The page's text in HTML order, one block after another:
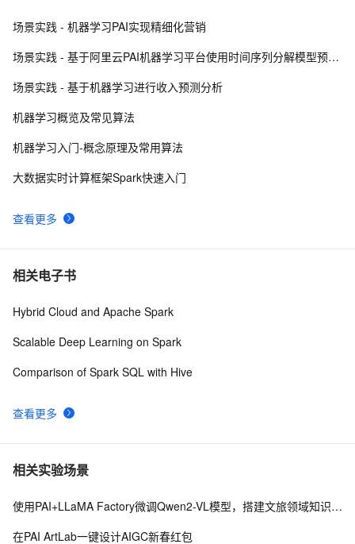
8 智能推荐系统：个性化体验的背后
10基于surprise模块快速搭建旅游产品推荐系统（代码+原
查看更多
场景实践 - 机器学习PAI实现精细化营销
场景实践 - 基于阿里云PAI机器学习平台使用时间序列分解模型预测商品销量
场景实践 - 基于机器学习进行收入预测分析
机器学习概览及常见算法
机器学习入门-概念原理及常用算法
大数据实时计算框架Spark快速入门
相关电子书
查看更多
Hybrid Cloud and Apache Spark
Scalable Deep Learning on Spark
Comparison of Spark SQL with Hive
相关实验场景
使用PAI+LLaMA Factory微调Qwen2-VL模型，搭建文旅领域知识问答机器人
在PAI ArtLab一键设计AIGC新春红包